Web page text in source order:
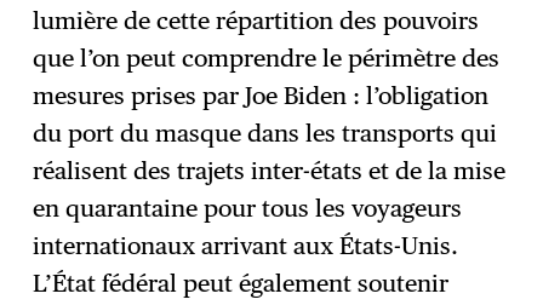
lumière de cette répartition des pouvoirs
que l’on peut comprendre le périmètre des
mesures prises par Joe Biden : l’obligation
du port du masque dans les transports qui
réalisent des trajets inter-états et de la mise
en quarantaine pour tous les voyageurs
internationaux arrivant aux États-Unis.
L’État fédéral peut également soutenir